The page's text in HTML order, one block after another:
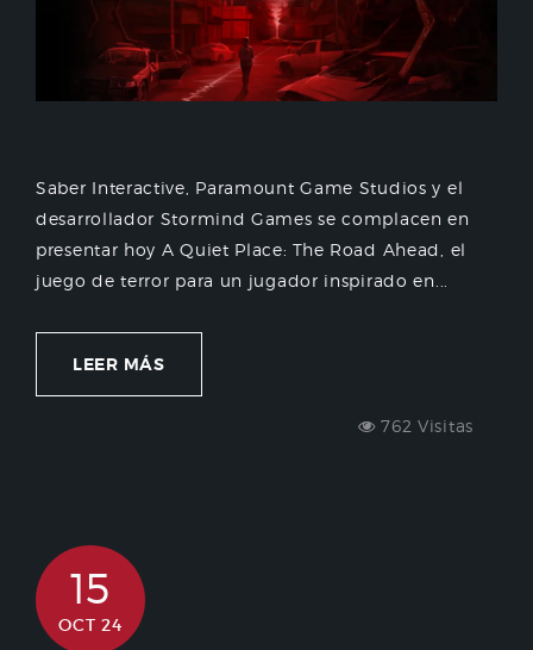
Saber Interactive, Paramount Game Studios y el
desarrollador Stormind Games se complacen en
presentar hoy A Quiet Place: The Road Ahead, el
juego de terror para un jugador inspirado en...
LEER MÁS
762 Visitas
15
OCT 24